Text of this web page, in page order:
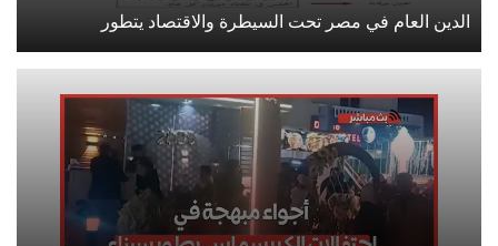
الدين العام في مصر تحت السيطرة والاقتصاد يتطور